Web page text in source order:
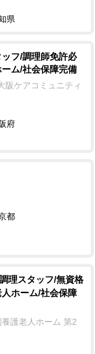
県
ッフ/調理師免許必
ム/社会保障完備
阪ケアコミュニティ
府
都
理スタッフ/無資格
ホーム/社会保障
護老人ホーム 第2